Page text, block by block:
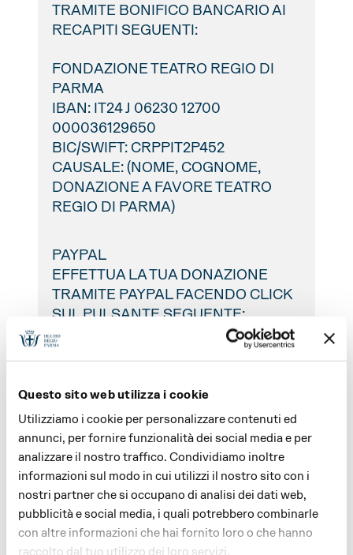
Questo sito web utilizza i cookie
Utilizziamo i cookie per personalizzare contenuti ed
annunci, per fornire funzionalità dei social media e per
analizzare il nostro traffico. Condividiamo inoltre
informazioni sul modo in cui utilizzi il nostro sito con i
nostri partner che si occupano di analisi dei dati web,
pubblicità e social media, i quali potrebbero combinarle
con altre informazioni che hai fornito loro o che hanno
raccolto dal tuo utilizzo dei loro servizi.
TRAMITE BONIFICO BANCARIO AI
RECAPITI SEGUENTI:
FONDAZIONE TEATRO REGIO DI
PARMA
IBAN: IT24 J 06230 12700
000036129650
BIC/SWIFT: CRPPIT2P452
CAUSALE: (NOME, COGNOME,
DONAZIONE A FAVORE TEATRO
REGIO DI PARMA)
PAYPAL
EFFETTUA LA TUA DONAZIONE
TRAMITE PAYPAL FACENDO CLICK
SUL PULSANTE SEGUENTE:
SCOPRI TUTTI GLI SPETTACOLI